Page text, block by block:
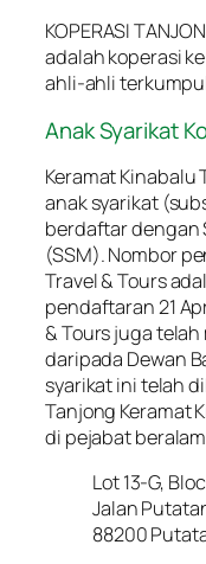
KOPERASI
adalah koperasi
ahli-ahli
Anak Syarikat
Keramat Kinabalu
anak syarikat
berdaftar dengan
(SSM). Nombor
Travel & Tours
pendaftaran 21
& Tours juga
daripada Dewan
syarikat ini telah
Tanjong Keramat
di pejabat
Lot 13-G,
Jalan
88200